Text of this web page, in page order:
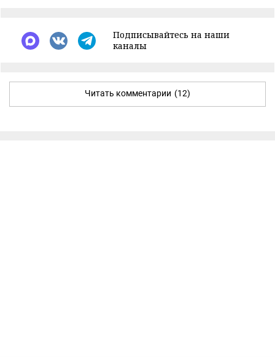
Подписывайтесь на наши
каналы
Читать комментарии (12)